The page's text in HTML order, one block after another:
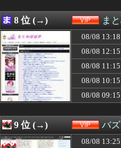
08/08 10:15
彼女に「
08/08 10:12
死神の姿
08/08 10:11
【速報】
08/08 10:10
【画像】
08/08 10:09
【画像】
08/08 10:09
【朗報】
08/08 10:09
【画像】
08/08 10:06
★★同格の
08/08 10:05
【画像】
08/08 10:00
ウミガメ
08/08 10:00
【画像】
08/08 10:00
(画像)45
8 位 (→) ま
08/08 13:18
08/08 12:15
08/08 11:15
08/08 10:15
08/08 09:15
9 位 (→) バ
08/08 13:25